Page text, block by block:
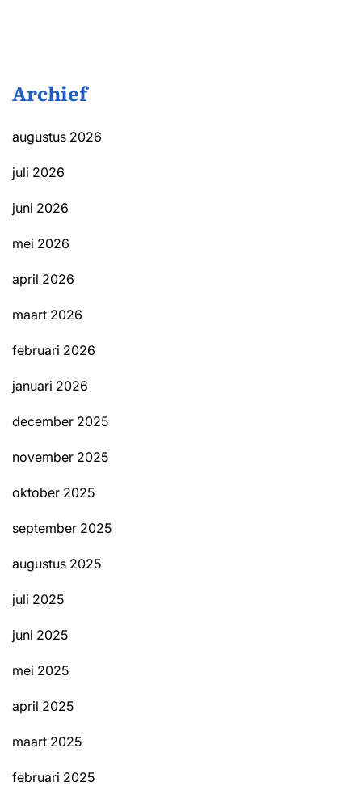
Archief
augustus 2026
juli 2026
juni 2026
mei 2026
april 2026
maart 2026
februari 2026
januari 2026
december 2025
november 2025
oktober 2025
september 2025
augustus 2025
juli 2025
juni 2025
mei 2025
april 2025
maart 2025
februari 2025